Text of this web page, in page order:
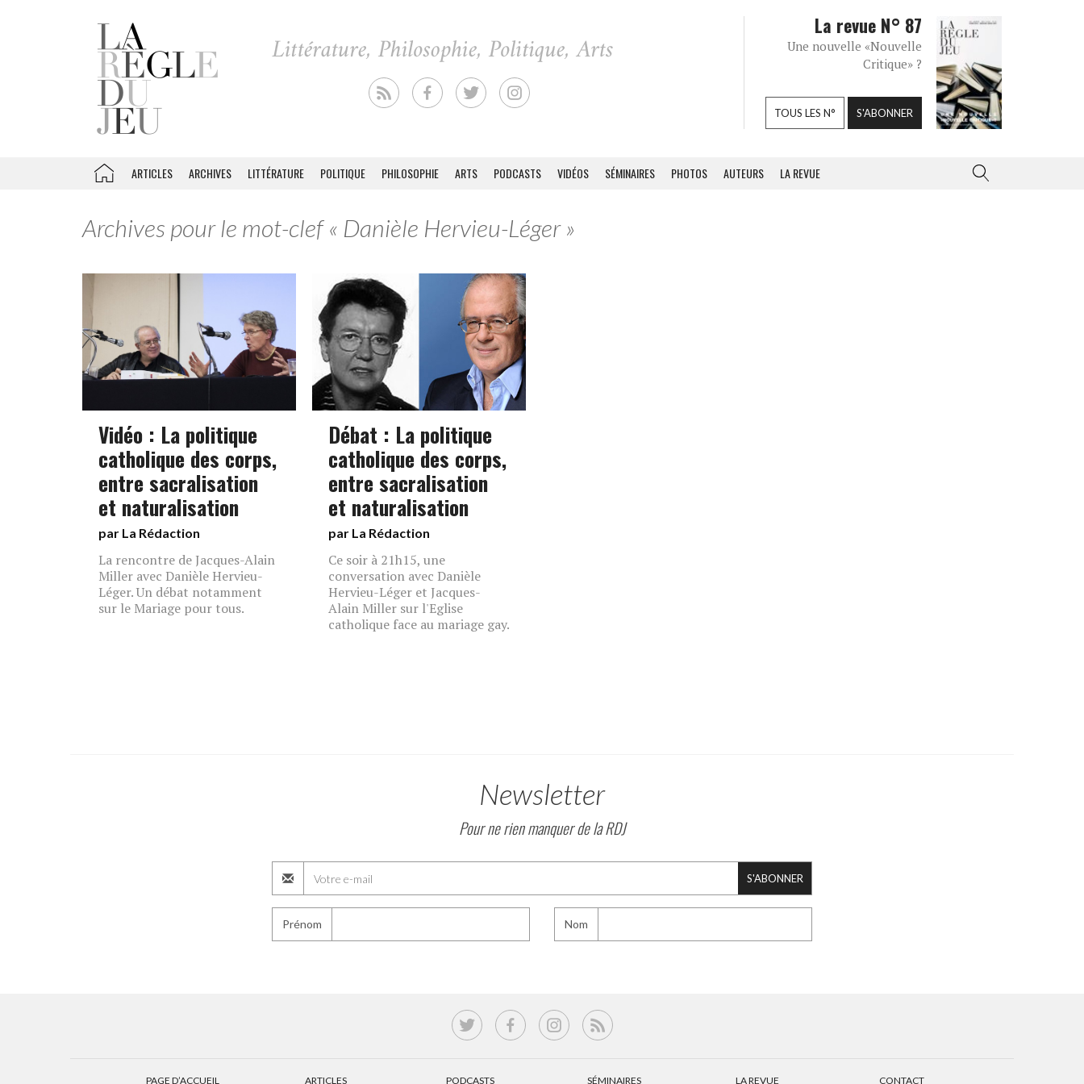
La revue N° 87
Une nouvelle «Nouvelle
Critique» ?
TOUS LES N° S'ABONNER
ARTICLES ARCHIVES LITTÉRATURE POLITIQUE PHILOSOPHIE ARTS PODCASTS VIDÉOS SÉMINAIRES PHOTOS AUTEURS LA REVUE
Archives pour le mot-clef « Danièle Hervieu-Léger »
Vidéo : La politique
catholique des corps,
entre sacralisation
et naturalisation
par La Rédaction
La rencontre de Jacques-Alain
Miller avec Danièle Hervieu-
Léger. Un débat notamment
sur le Mariage pour tous.
Débat : La politique
catholique des corps,
entre sacralisation
et naturalisation
par La Rédaction
Ce soir à 21h15, une
conversation avec Danièle
Hervieu-Léger et Jacques-
Alain Miller sur l'Eglise
catholique face au mariage gay.
Newsletter
Pour ne rien manquer de la RDJ
S'ABONNER
Prénom Nom
PAGE D’ACCUEIL ARTICLES PODCASTS SÉMINAIRES LA REVUE CONTACT